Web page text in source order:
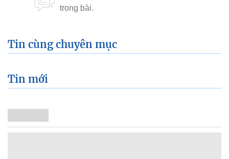
Tin cùng chuyên mục
Tin mới